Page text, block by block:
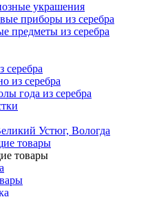
украшения
приборы из серебра
предметы из серебра
серебра
из серебра
года из серебра
Устюг, Вологда
товары
товары